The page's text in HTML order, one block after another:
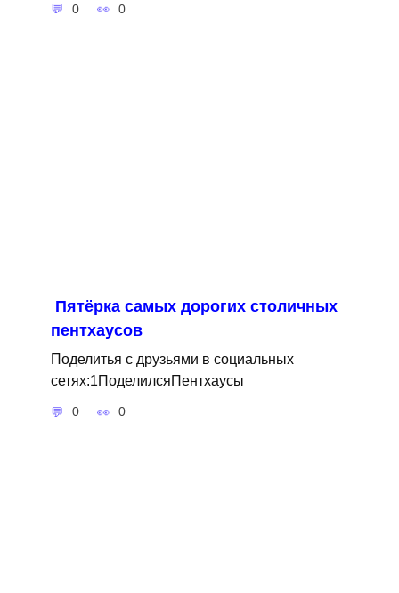
0 0
Пятёрка самых дорогих столичных
пентхаусов
Поделитья с друзьями в социальных
сетях:1ПоделилсяПентхаусы
0 0